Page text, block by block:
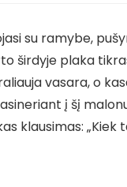
su ramybe,
širdyje plaka
vasara, o
į šį
klausimas: „Kiek